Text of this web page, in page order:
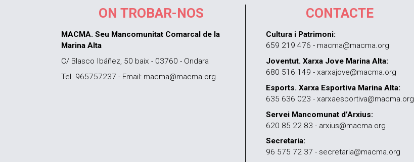
ON TROBAR-NOS
MACMA. Seu Mancomunitat Comarcal de la
Marina Alta
C/ Blasco Ibáñez, 50 baix - 03760 - Ondara
Tel. 965757237 - Email: macma@macma.org
CONTACTE
Cultura i Patrimoni:
659 219 476 - macma@macma.org
Joventut. Xarxa Jove Marina Alta:
680 516 149 - xarxajove@macma.org
Esports. Xarxa Esportiva Marina Alta:
635 636 023 - xarxaesportiva@macma.org
Servei Mancomunat d’Arxius:
620 85 22 83 - arxius@macma.org
Secretaria:
96 575 72 37 - secretaria@macma.org